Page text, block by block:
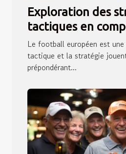
Exploration des
tactiques en
européennes par
entraîneur
Le football européen est
tactique et la stratégie
prépondérant...